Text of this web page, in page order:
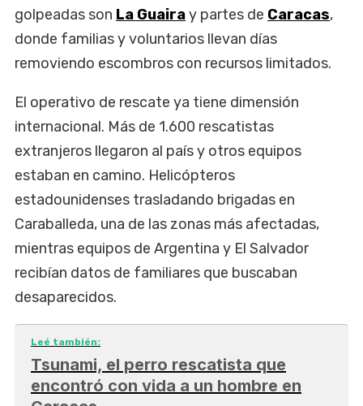
golpeadas son La Guairay partes de Caracas,
donde familias y voluntarios llevan días
removiendo escombros con recursos limitados.
El operativo de rescate ya tiene dimensión
internacional. Más de 1.600 rescatistas
extranjeros llegaron al país y otros equipos
estaban en camino. Helicópteros
estadounidenses trasladando brigadas en
Caraballeda, una de las zonas más afectadas,
mientras equipos de Argentina y El Salvador
recibían datos de familiares que buscaban
desaparecidos.
Leé también:
Tsunami, el perro rescatista que
encontró con vida a un hombre en